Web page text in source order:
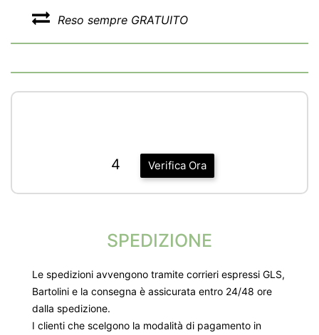
Reso sempre GRATUITO
Verifica Ora
4
SPEDIZIONE
Le spedizioni avvengono tramite corrieri espressi GLS,
Bartolini e la consegna è assicurata entro 24/48 ore
dalla spedizione.
I clienti che scelgono la modalità di pagamento in